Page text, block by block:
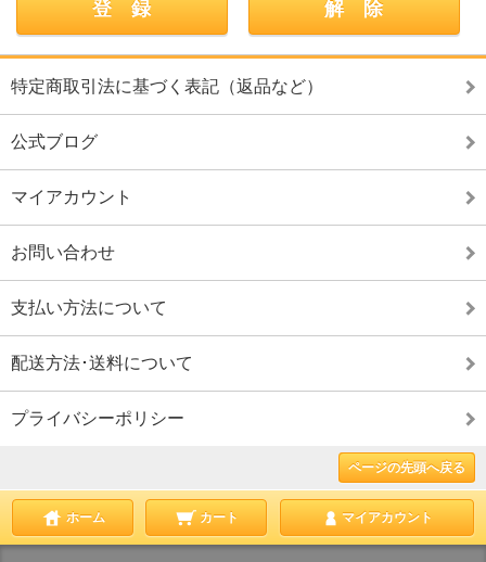
特定商取引法に基づく表記（返品など）
公式ブログ
マイアカウント
お問い合わせ
支払い方法について
配送方法･送料について
プライバシーポリシー
ページの先頭へ戻る
ホーム カート マイアカウント